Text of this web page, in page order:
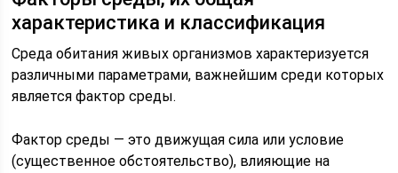
характеристика и классификация
Среда обитания живых организмов характеризуется
различными параметрами, важнейшим среди которых
является фактор среды.
Фактор среды — это движущая сила или условие
(существенное обстоятельство), влияющие на